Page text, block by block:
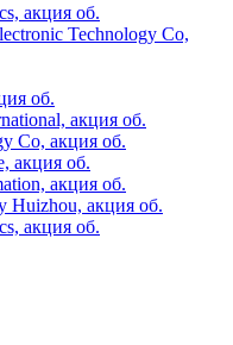
акция об.
Technology Co,
об.
акция об.
Co, акция об.
акция об.
акция об.
Huizhou, акция об.
акция об.